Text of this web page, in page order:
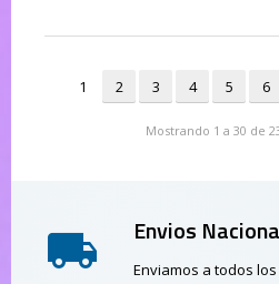
1 2 3 4 5 6
Mostrando 1 a 30 de
Envios
Enviamos a todos